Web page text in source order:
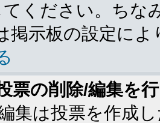
ください。ちな
掲示板の設定に
票の削除/編集を
集は投票を作成